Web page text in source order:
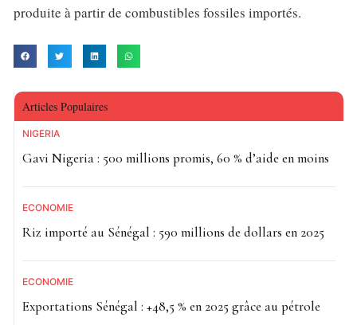
produite à partir de combustibles fossiles importés.
Articles Populaires
NIGÉRIA
Gavi Nigeria : 500 millions promis, 60 % d’aide en moins
ECONOMIE
Riz importé au Sénégal : 590 millions de dollars en 2025
ECONOMIE
Exportations Sénégal : +48,5 % en 2025 grâce au pétrole